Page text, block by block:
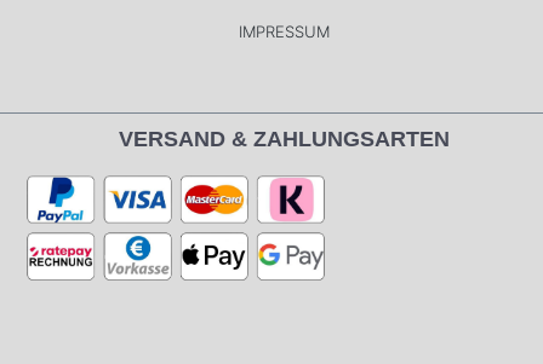
IMPRESSUM
VERSAND & ZAHLUNGSARTEN